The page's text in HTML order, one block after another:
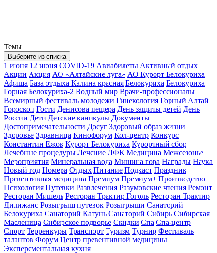
Темы
Выберите из списка
1 июня 12 июня COVID-19 Авиабилеты Активный отдых
Акции Акция АО «Алтайские луга» АО Курорт Белокуриха
Афиша База отдыха Калина красная Белокуриха Белокуриха
Горная Белокуриха-2 Водный мир Врачи-профессионалы
Всемирный фестиваль молодежи Гинекология Горный Алтай
Гороскоп Гости Денисова пещера День защиты детей День
России Дети Детские каникулы Документы
Достопримечательности Досуг Здоровый образ жизни
Здоровье Здравница Кинофорум Кол-центр Конкурс
Константин Ежов Курорт Белокуриха Курортный сбор
Лечебные процедуры Лечение ЛФК Медицина Межсезонье
Мероприятия Минеральная вода Мишина гора Награды Наука
Новый год Номера Отдых Питание Подкаст Праздник
Превентивная медицина Премиум Премиум+ Производство
Психология Путевки Развлечения Разумовские чтения Ремонт
Ресторан Мишель Ресторан Трактир Гоголь Ресторан Трактир
Дилижанс Розыгрыш путевок Розыгрыши Санаторий
Белокуриха Санаторий Катунь Санаторий Сибирь Сибирская
Масленица Сибирское подворье Скидки Спа Спа-центр
Спорт Терренкуры Транспорт Туризм Турнир Фестиваль
талантов Форум Центр превентивной медицины
Эксперементальная кухня